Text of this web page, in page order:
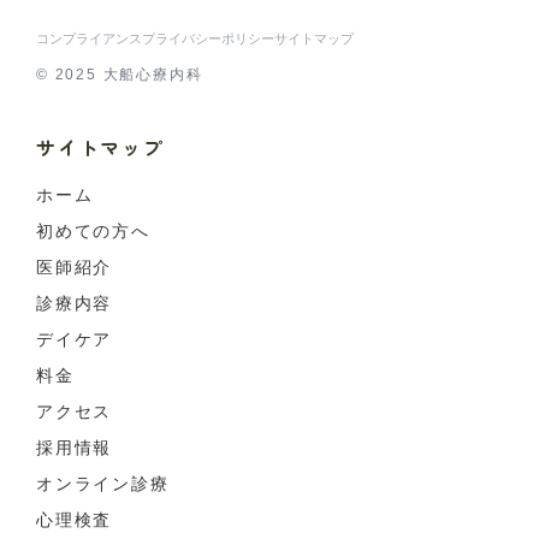
コンプライアンス プライバシーポリシーサイトマップ
© 2025 大船心療内科
サイトマップ
ホーム
初めての方へ
医師紹介
診療内容
デイケア
料金
アクセス
採用情報
オンライン診療
心理検査